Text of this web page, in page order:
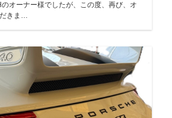
きま…